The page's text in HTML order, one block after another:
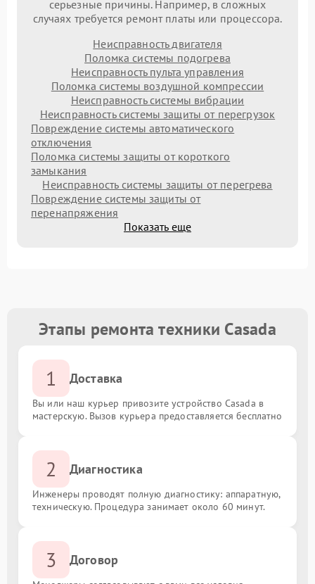
серьезные причины. Например, в сложных
случаях требуется ремонт платы или процессора.
Неисправность двигателя
Поломка системы подогрева
Неисправность пульта управления
Поломка системы воздушной компрессии
Неисправность системы вибрации
Неисправность системы защиты от перегрузок
Повреждение системы автоматического
отключения
Поломка системы защиты от короткого
замыкания
Неисправность системы защиты от перегрева
Повреждение системы защиты от
перенапряжения
Показать еще
Этапы ремонта техники Casada
1 Доставка
Вы или наш курьер привозите устройство Casada в
мастерскую. Вызов курьера предоставляется бесплатно
2 Диагностика
Инженеры проводят полную диагностику: аппаратную,
техническую. Процедура занимает около 60 минут.
3 Договор